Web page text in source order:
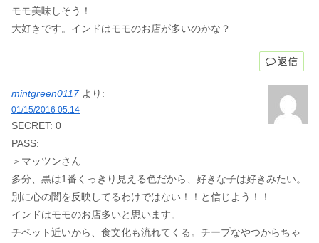
モモ美味しそう！
大好きです。インドはモモのお店が多いのかな？
返信
mintgreen0117 より:
01/15/2016 05:14
SECRET: 0
PASS:
＞マッツンさん
多分、黒は1番くっきり見える色だから、好きな子は好きみたい。
別に心の闇を反映してるわけではない！！と信じよう！！
インドはモモのお店多いと思います。
チベット近いから、食文化も流れてくる。チープなやつからちゃ